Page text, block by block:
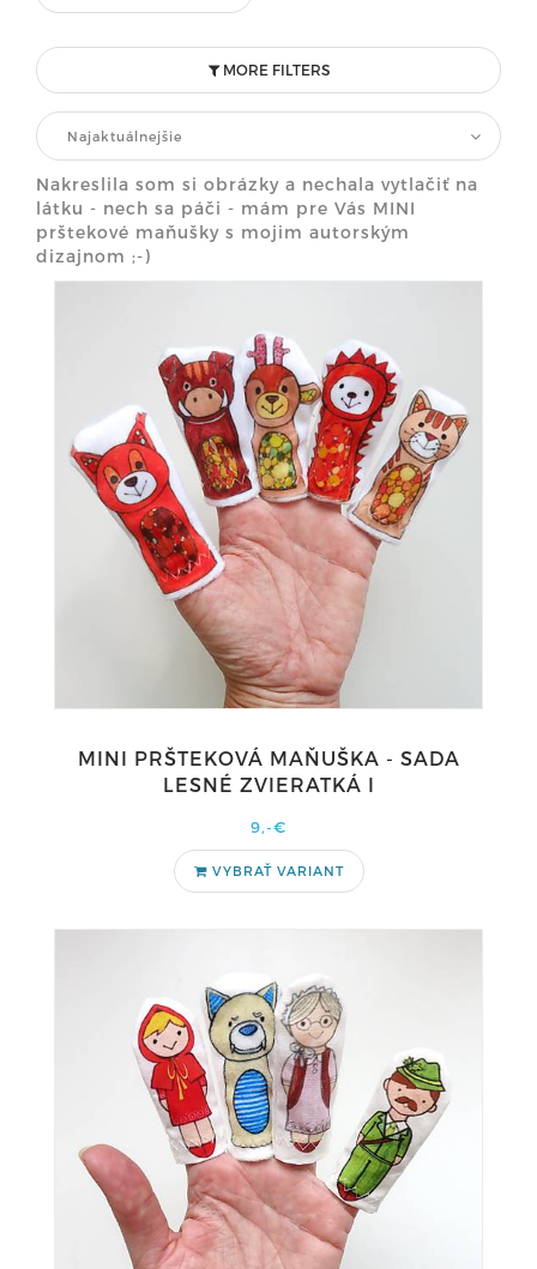
MORE FILTERS
Najaktuálnejšie
Nakreslila som si obrázky a nechala vytlačiť na
látku - nech sa páči - mám pre Vás MINI
prštekové maňušky s mojim autorským
dizajnom ;-)
MINI PRŠTEKOVÁ MAŇUŠKA - SADA
LESNÉ ZVIERATKÁ I
9,-€
VYBRAŤ VARIANT